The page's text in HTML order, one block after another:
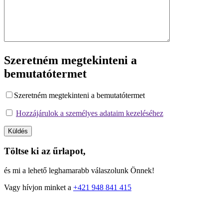
Szeretném megtekinteni a
bemutatótermet
Szeretném megtekinteni a bemutatótermet
Hozzájárulok a személyes adataim kezeléséhez
Töltse ki az űrlapot,
és mi a lehető leghamarabb válaszolunk Önnek!
Vagy hívjon minket a +421 948 841 415